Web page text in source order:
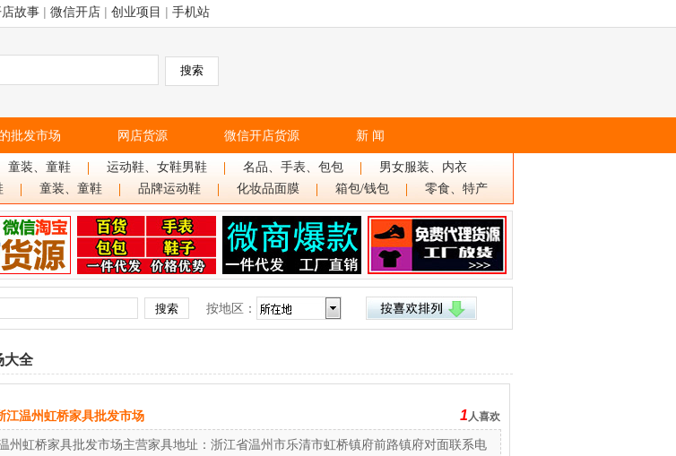
故事 | 微信开店 | 创业项目 | 手机站
批发市场 网店货源 微信开店货源 新 闻
童装、童鞋 运动鞋、女鞋男鞋 名品、手表、包包
男女服装、内衣
童装、童鞋 品牌运动鞋 化妆品面膜 箱包/钱包 零食、特产
按地区：
大全
江温州虹桥家具批发市场 1人喜欢
州虹桥家具批发市场主营家具地址：浙江省温州市乐清市虹桥镇府前路镇府对面联系电